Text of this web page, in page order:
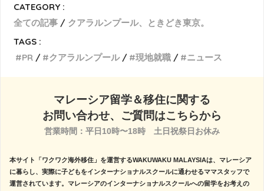
CATEGORY :
全ての記事
クアラルンプール、ときどき東京。
TAGS :
PR
クアラルンプール 現地就職 ニュース
マレーシア留学＆移住に関する
お問い合わせ、ご質問はこちらから
営業時間：平日10時〜18時　土日祝祭日お休み
本サイト「ワクワク海外移住」を運営するWAKUWAKU MALAYSIAは、マレーシア
に暮らし、実際に子どもをインターナショナルスクールに通わせるママスタッフで
運営されています。マレーシアのインターナショナルスクールへの留学をお考えの